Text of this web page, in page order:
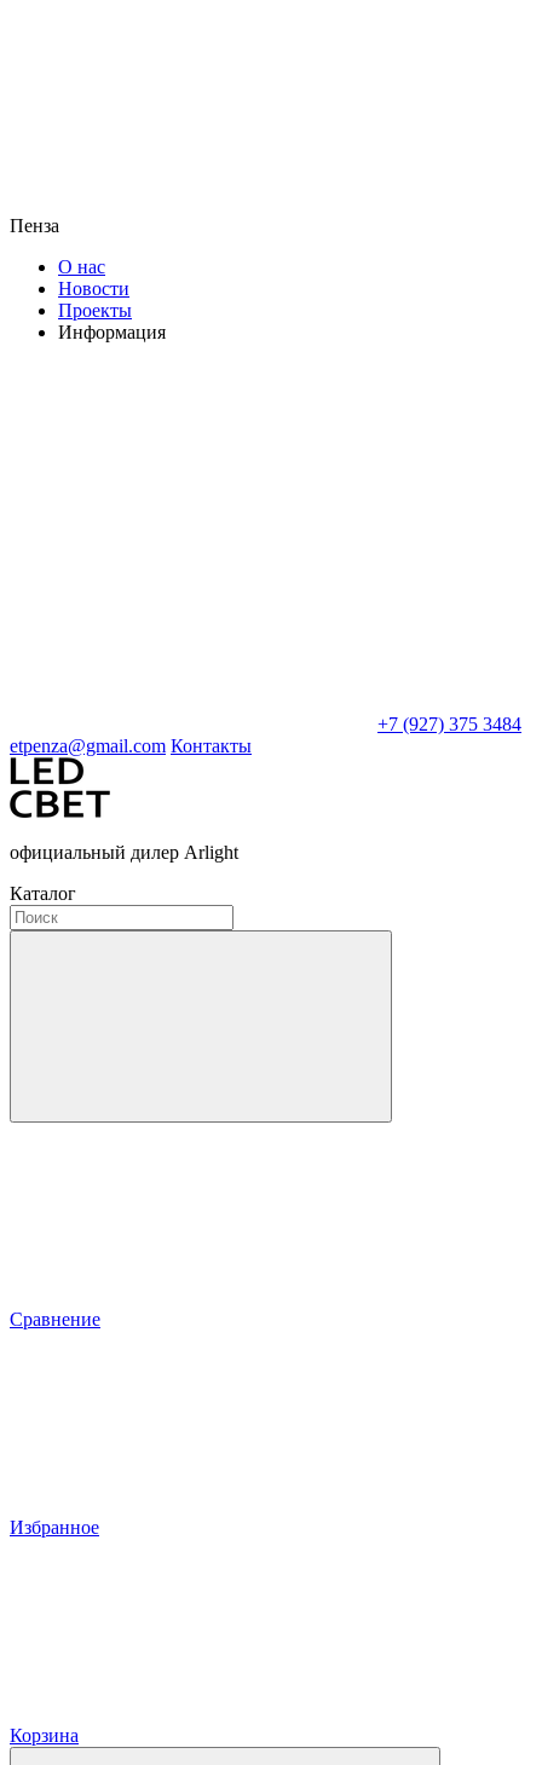
Пенза
О нас
Новости
Проекты
Информация
+7 (927) 375 3484
etpenza@gmail.com Контакты
официальный дилер Arlight
Каталог
Сравнение
Избранное
Корзина